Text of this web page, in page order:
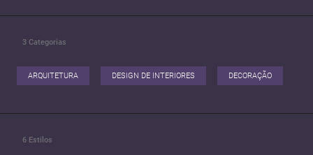
3 Categorias
ARQUITETURA DESIGN DE INTERIORES DECORAÇÃO
6 Estilos